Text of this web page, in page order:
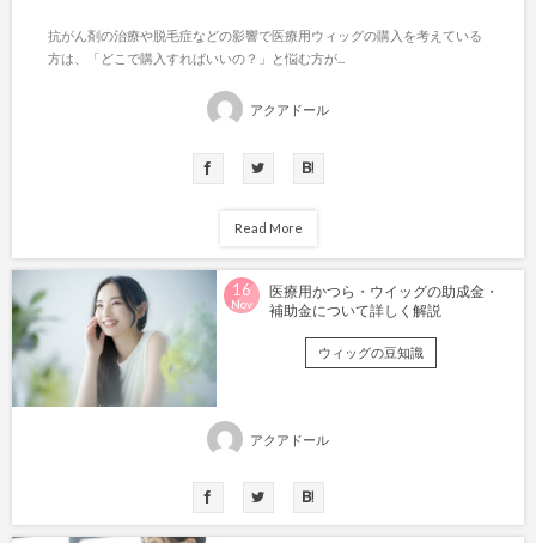
抗がん剤の治療や脱毛症などの影響で医療用ウィッグの購入を考えている
方は、「どこで購入すればいいの？」と悩む方が...
アクアドール
Read More
16
Nov
医療用かつら・ウイッグの助成金・
補助金について詳しく解説
ウィッグの豆知識
アクアドール